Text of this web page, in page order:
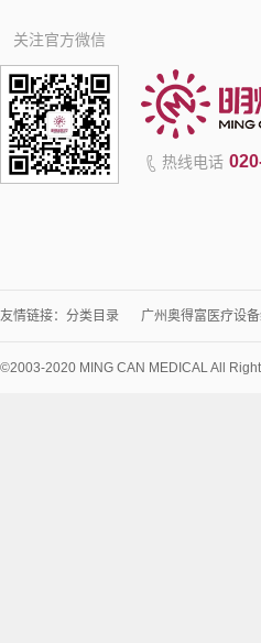
关注官方微信
热线电话
友情链接： 分类目录 广州奥得富医疗设
©2003-2020 MING CAN MEDICAL All